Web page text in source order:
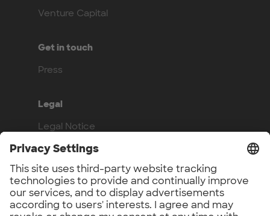
Venture Capital
Get in touch
Press
Legal
Legal Notice
Privacy Policy
Compliance
Work with us